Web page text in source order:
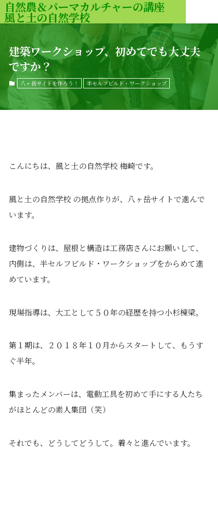
自然農＆パーマカルチャーの講座
風と土の自然学校
建築ワークショップ、初めてでも大丈夫
ですか？
八ヶ岳サイトを作ろう！ 半セルフビルド・ワークショップ
こんにちは、風と土の自然学校 梅崎です。
風と土の自然学校 の拠点作りが、八ヶ岳サイトで進んで
います。
建物づくりは、屋根と構造は工務店さんにお願いして、
内側は、半セルフビルド・ワークショップをからめて進
めています。
現場指導は、大工として５０年の経歴を持つ小杉棟梁。
第１期は、２０１８年１０月からスタートして、もうす
ぐ半年。
集まったメンバーは、電動工具を初めて手にする人たち
がほとんどの素人集団（笑）
それでも、どうしてどうして。着々と進んでいます。